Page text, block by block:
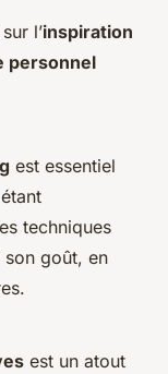
l’inspiration
personnel
est essentiel
techniques
goût, en
est un atout